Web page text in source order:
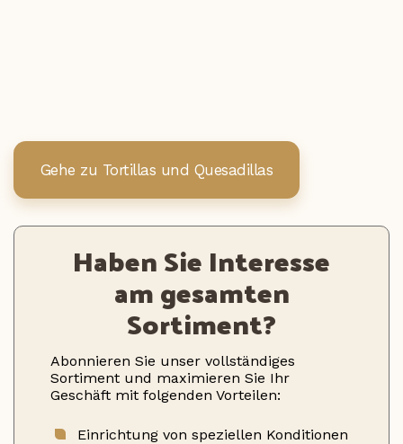
Gehe zu Tortillas und Quesadillas
Haben Sie Interesse
am gesamten
Sortiment?
Abonnieren Sie unser vollständiges
Sortiment und maximieren Sie Ihr
Geschäft mit folgenden Vorteilen:
Einrichtung von speziellen Konditionen